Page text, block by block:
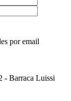
por email